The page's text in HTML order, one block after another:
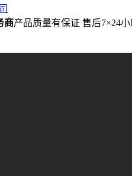
商产品质量有保证 售后7×24